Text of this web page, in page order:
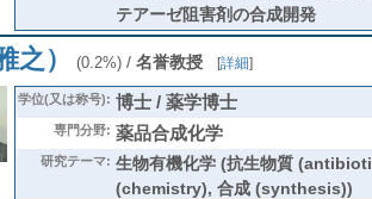
テアーゼ阻害剤の合成開発
之） (0.2%)/ 名誉教授 [詳細]
学位(又は称号): 博士 / 薬学博士
専門分野: 薬品合成化学
研究テーマ: 生物有機化学 (抗生物質
(chemistry), 合成 (synthesis))